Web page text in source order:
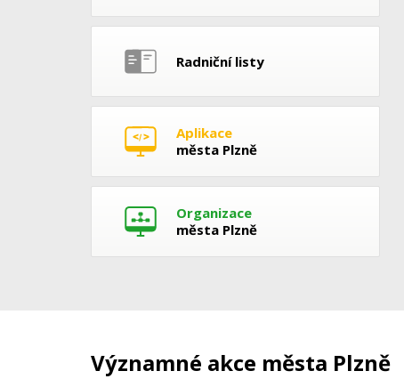
Radniční listy
Aplikace
města Plzně
Organizace
města Plzně
Významné akce města Plzně